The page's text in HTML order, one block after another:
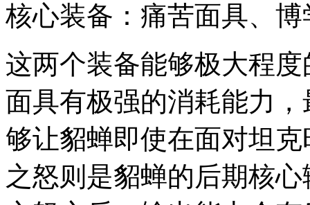
核心装备：痛苦面具、
这两个装备能够极大程
面具有极强的消耗能力
够让貂蝉即使在面对坦
之怒则是貂蝉的后期核